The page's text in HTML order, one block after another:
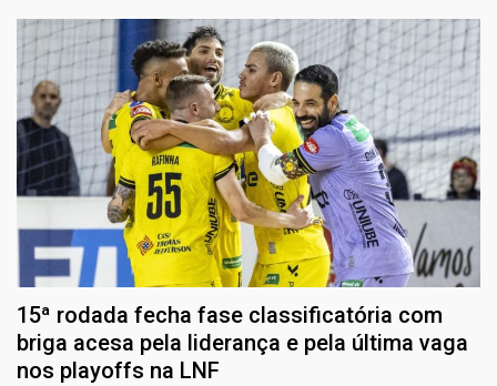
15ª rodada fecha fase classificatória com
briga acesa pela liderança e pela última vaga
nos playoffs na LNF